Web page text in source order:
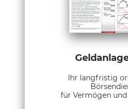
Ihr langfristig
für Vermögen